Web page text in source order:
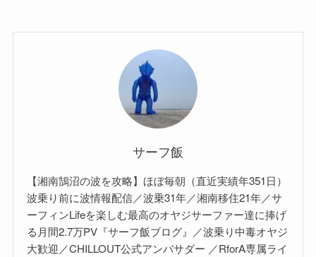
サーフ飯
【湘南鵠沼の波を攻略】ほぼ毎朝（直近実績年351日）
波乗り前に波情報配信／波乗31年／湘南移住21年／サ
ーフィンLifeを楽しむ最高のオヤジサーファー達に捧げ
る月間2.7万PV『サーフ飯ブログ』／波乗り中毒オヤジ
大歓迎／CHILLOUT公式アンバサダー ／RforA専属ライ